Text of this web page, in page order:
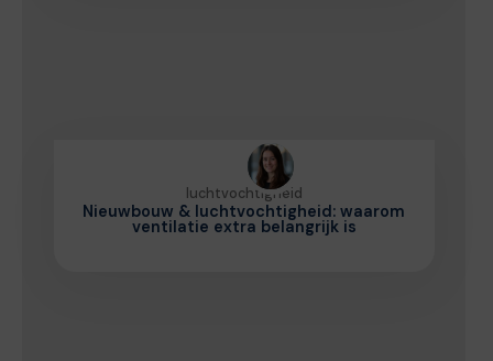
luchtvochtigheid
Nieuwbouw & luchtvochtigheid: waarom
ventilatie extra belangrijk is